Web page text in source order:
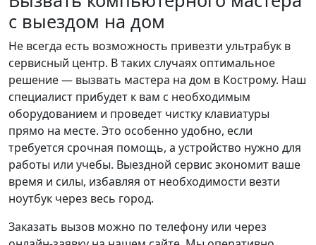
с выездом на дом
Не всегда есть возможность привезти ультрабук в
сервисный центр. В таких случаях оптимальное
решение — вызвать мастера на дом в Кострому. Наш
специалист прибудет к вам с необходимым
оборудованием и проведет чистку клавиатуры
прямо на месте. Это особенно удобно, если
требуется срочная помощь, а устройство нужно для
работы или учебы. Выездной сервис экономит ваше
время и силы, избавляя от необходимости везти
ноутбук через весь город.
Заказать вызов можно по телефону или через